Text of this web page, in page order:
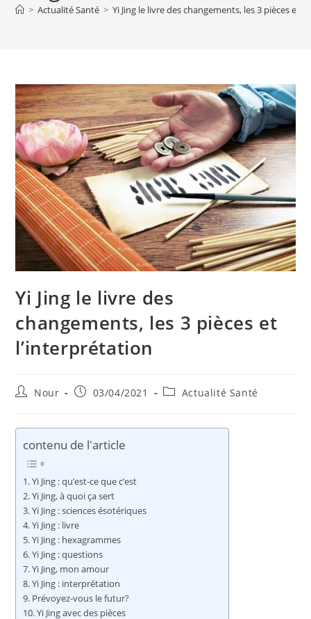
> Actualité Santé > Yi Jing le livre des changements, les 3 pièces et
Yi Jing le livre des
changements, les 3 pièces et
l’interprétation
Auteur/autrice
publication :
Nour
Publication
03/04/2021
PostActualité Santé
contenu de l'article
Yi Jing : qu’est-ce que c’est
Yi Jing, à quoi ça sert
Yi Jing : sciences ésotériques
Yi Jing : livre
Yi Jing : hexagrammes
Yi Jing : questions
Yi Jing, mon amour
Yi Jing : interprétation
Prévoyez-vous le futur?
Yi Jing avec des pièces